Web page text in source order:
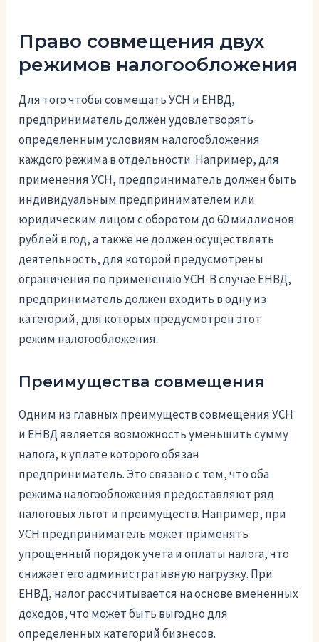
Право совмещения двух
режимов налогообложения
Для того чтобы совмещать УСН и ЕНВД,
предприниматель должен удовлетворять
определенным условиям налогообложения
каждого режима в отдельности. Например, для
применения УСН, предприниматель должен быть
индивидуальным предпринимателем или
юридическим лицом с оборотом до 60 миллионов
рублей в год, а также не должен осуществлять
деятельность, для которой предусмотрены
ограничения по применению УСН. В случае ЕНВД,
предприниматель должен входить в одну из
категорий, для которых предусмотрен этот
режим налогообложения.
Преимущества совмещения
Одним из главных преимуществ совмещения УСН
и ЕНВД является возможность уменьшить сумму
налога, к уплате которого обязан
предприниматель. Это связано с тем, что оба
режима налогообложения предоставляют ряд
налоговых льгот и преимуществ. Например, при
УСН предприниматель может применять
упрощенный порядок учета и оплаты налога, что
снижает его административную нагрузку. При
ЕНВД, налог рассчитывается на основе вмененных
доходов, что может быть выгодно для
определенных категорий бизнесов.